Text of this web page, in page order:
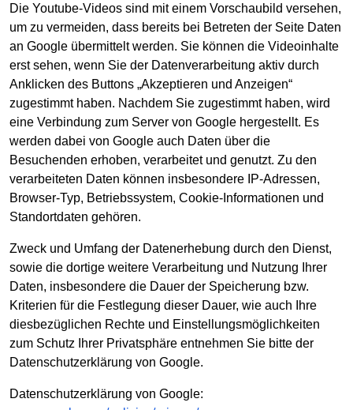
Die Youtube-Videos sind mit einem Vorschaubild versehen,
um zu vermeiden, dass bereits bei Betreten der Seite Daten
an Google übermittelt werden. Sie können die Videoinhalte
erst sehen, wenn Sie der Datenverarbeitung aktiv durch
Anklicken des Buttons „Akzeptieren und Anzeigen“
zugestimmt haben. Nachdem Sie zugestimmt haben, wird
eine Verbindung zum Server von Google hergestellt. Es
werden dabei von Google auch Daten über die
Besuchenden erhoben, verarbeitet und genutzt. Zu den
verarbeiteten Daten können insbesondere IP-Adressen,
Browser-Typ, Betriebssystem, Cookie-Informationen und
Standortdaten gehören.
Zweck und Umfang der Datenerhebung durch den Dienst,
sowie die dortige weitere Verarbeitung und Nutzung Ihrer
Daten, insbesondere die Dauer der Speicherung bzw.
Kriterien für die Festlegung dieser Dauer, wie auch Ihre
diesbezüglichen Rechte und Einstellungsmöglichkeiten
zum Schutz Ihrer Privatsphäre entnehmen Sie bitte der
Datenschutzerklärung von Google.
Datenschutzerklärung von Google: